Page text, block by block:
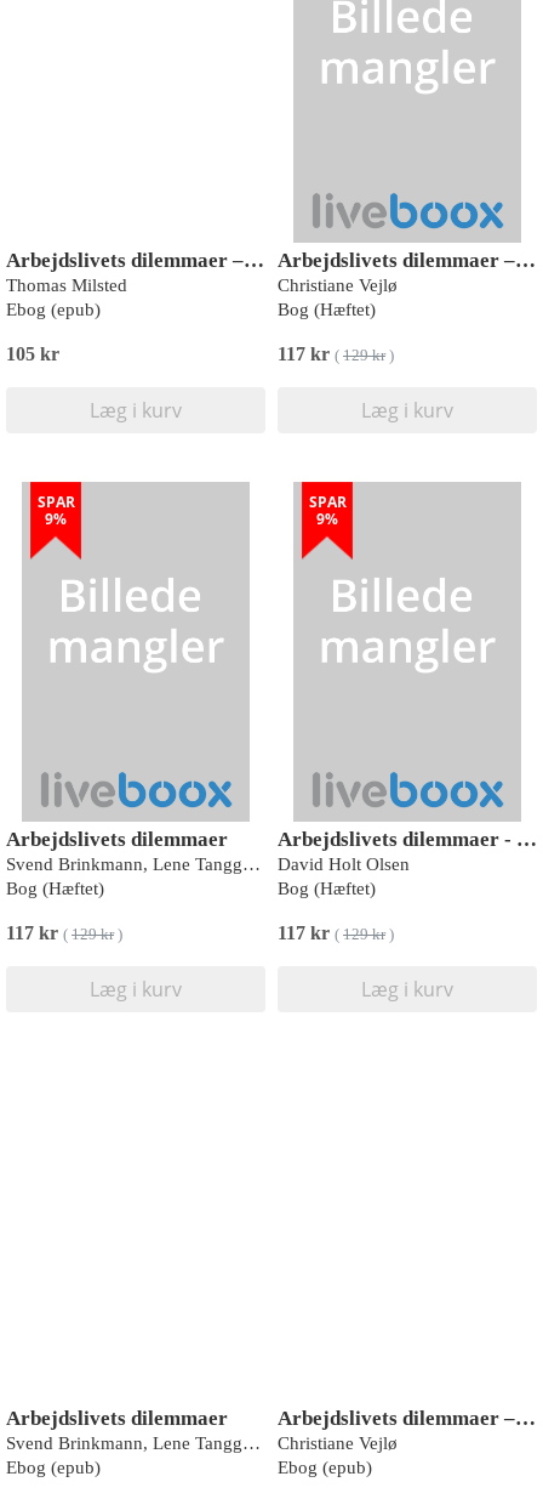
Arbejdslivets dilemmaer – STRESS
Thomas Milsted
Ebog (epub)
105 kr
Læg i kurv
Arbejdslivets dilemmaer – AI
Christiane Vejlø
Bog (Hæftet)
117 kr ( 129 kr)
Læg i kurv
SPAR
9%
Arbejdslivets dilemmaer
Svend Brinkmann, Lene Tanggaard, Joel Haviv
Bog (Hæftet)
117 kr ( 129 kr)
Læg i kurv
SPAR
9%
Arbejdslivets dilemmaer - MENING
David Holt Olsen
Bog (Hæftet)
117 kr ( 129 kr)
Læg i kurv
Arbejdslivets dilemmaer
Svend Brinkmann, Lene Tanggaard, Joel Haviv
Ebog (epub)
Arbejdslivets dilemmaer – AI
Christiane Vejlø
Ebog (epub)